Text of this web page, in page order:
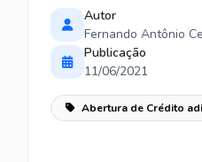
Autor
Fernando Antônio
Publicação
11/06/2021
Abertura de Crédito